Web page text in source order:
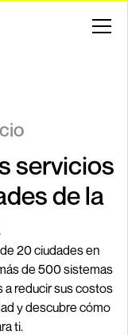
servicios
de la
20 ciudades en
de 500 sistemas
a reducir sus costos
y descubre cómo
ti.